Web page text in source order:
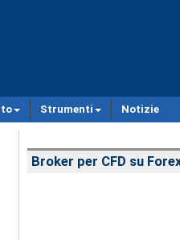
Strumenti Notizie
Broker per CFD su